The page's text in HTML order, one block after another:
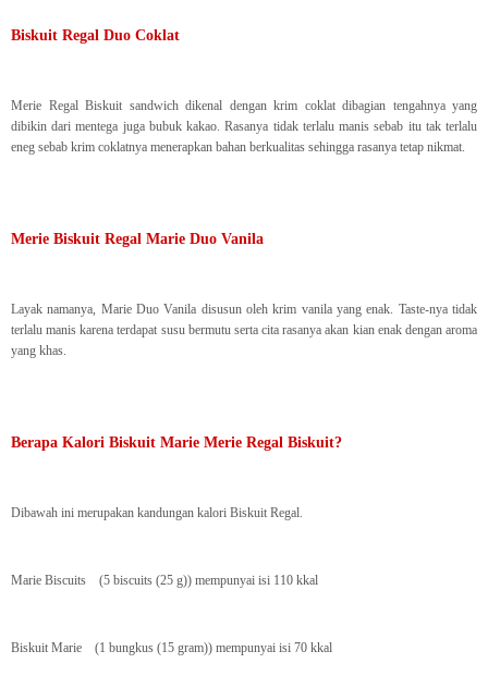
Biskuit Regal Duo Coklat
Merie Regal Biskuit sandwich dikenal dengan krim coklat dibagian tengahnya yang
dibikin dari mentega juga bubuk kakao. Rasanya tidak terlalu manis sebab itu tak terlalu
eneg sebab krim coklatnya menerapkan bahan berkualitas sehingga rasanya tetap nikmat.
Merie Biskuit Regal Marie Duo Vanila
Layak namanya, Marie Duo Vanila disusun oleh krim vanila yang enak. Taste-nya tidak
terlalu manis karena terdapat susu bermutu serta cita rasanya akan kian enak dengan aroma
yang khas.
Berapa Kalori Biskuit Marie Merie Regal Biskuit?
Dibawah ini merupakan kandungan kalori Biskuit Regal.
Marie Biscuits (5 biscuits (25 g)) mempunyai isi 110 kkal
Biskuit Marie (1 bungkus (15 gram)) mempunyai isi 70 kkal